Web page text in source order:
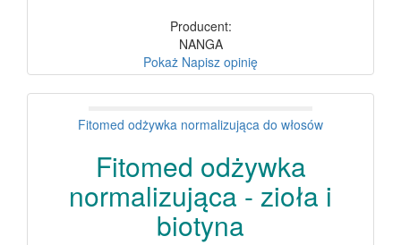
Producent:
NANGA
Pokaż Napisz opinię
Fitomed odżywka normalizująca do włosów
Fitomed odżywka
normalizująca - zioła i
biotyna